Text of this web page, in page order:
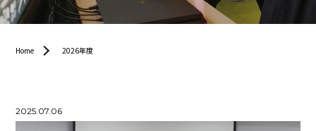
Home 2026年度
2025.07.06